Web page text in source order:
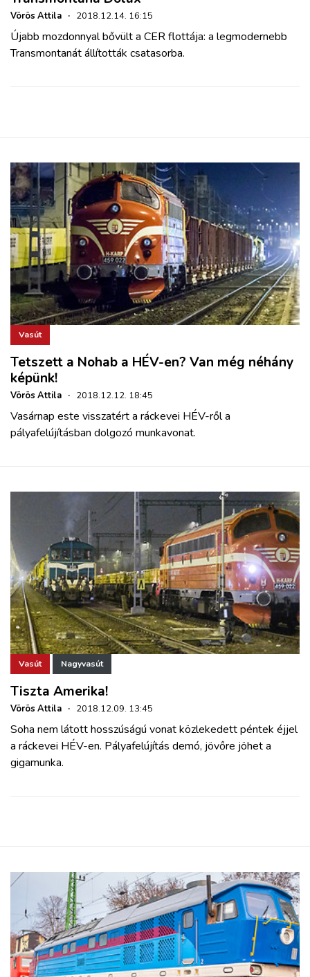
Vörös Attila · 2018.12.14. 16:15
Újabb mozdonnyal bővült a CER flottája: a legmodernebb
Transmontanát állították csatasorba.
Vasút
Tetszett a Nohab a HÉV-en? Van még néhány
képünk!
Vörös Attila · 2018.12.12. 18:45
Vasárnap este visszatért a ráckevei HÉV-ről a
pályafelújításban dolgozó munkavonat.
Vasút Nagyvasút
Tiszta Amerika!
Vörös Attila · 2018.12.09. 13:45
Soha nem látott hosszúságú vonat közlekedett péntek éjjel
a ráckevei HÉV-en. Pályafelújítás demó, jövőre jöhet a
gigamunka.